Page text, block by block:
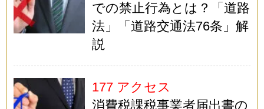
での禁止行為とは？「道路
法」「道路交通法76条」解
説
177 アクセス
消費税課税事業者届出書の